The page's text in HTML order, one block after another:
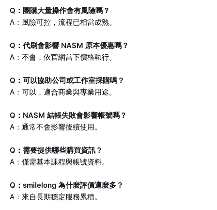
Q：團購大量操作會有風險嗎？
A：風險可控，流程已相當成熟。
Q：代刷會影響 NASM 原本優惠嗎？
A：不會，依官網當下價格執行。
Q：可以協助公司或工作室採購嗎？
A：可以，適合商業與專業用途。
Q：NASM 結帳失敗會影響帳號嗎？
A：通常不會影響後續使用。
Q：需要提供哪些購買資訊？
A：僅需基本課程與帳號資料。
Q：smilelong 為什麼評價這麼多？
A：來自長期穩定服務累積。